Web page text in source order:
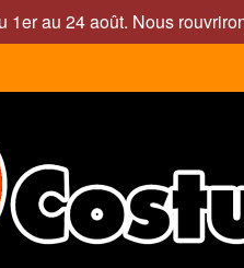
1er au 24 août. Nous